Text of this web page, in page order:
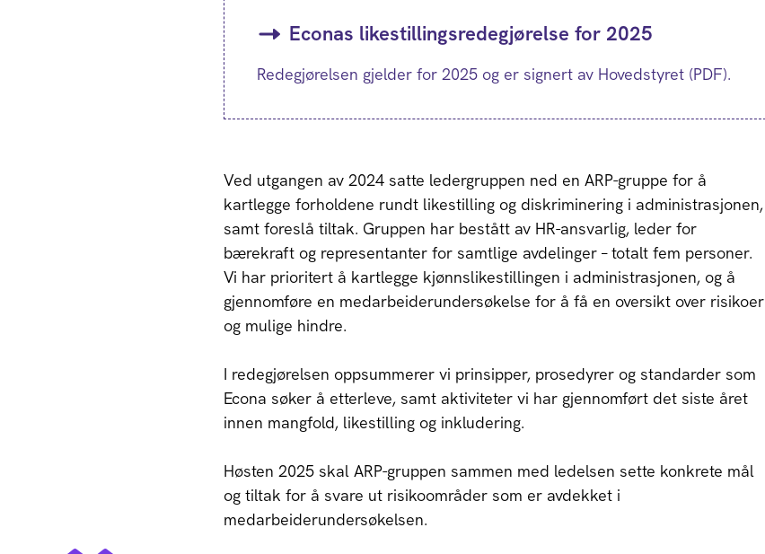
Econas likestillingsredegjørelse for 2025
Redegjørelsen gjelder for 2025 og er signert av Hovedstyret (PDF).
Ved utgangen av 2024 satte ledergruppen ned en ARP-gruppe for å
kartlegge forholdene rundt likestilling og diskriminering i administrasjonen,
samt foreslå tiltak. Gruppen har bestått av HR-ansvarlig, leder for
bærekraft og representanter for samtlige avdelinger – totalt fem personer.
Vi har prioritert å kartlegge kjønnslikestillingen i administrasjonen, og å
gjennomføre en medarbeiderundersøkelse for å få en oversikt over risikoer
og mulige hindre.
I redegjørelsen oppsummerer vi prinsipper, prosedyrer og standarder som
Econa søker å etterleve, samt aktiviteter vi har gjennomført det siste året
innen mangfold, likestilling og inkludering.
Høsten 2025 skal ARP-gruppen sammen med ledelsen sette konkrete mål
og tiltak for å svare ut risikoområder som er avdekket i
medarbeiderundersøkelsen.